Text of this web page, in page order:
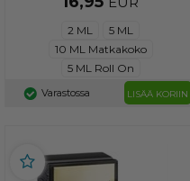
2 ML
5 ML
10 ML Matkakoko
5 ML Roll On
Varastossa LISÄÄ KORIIN